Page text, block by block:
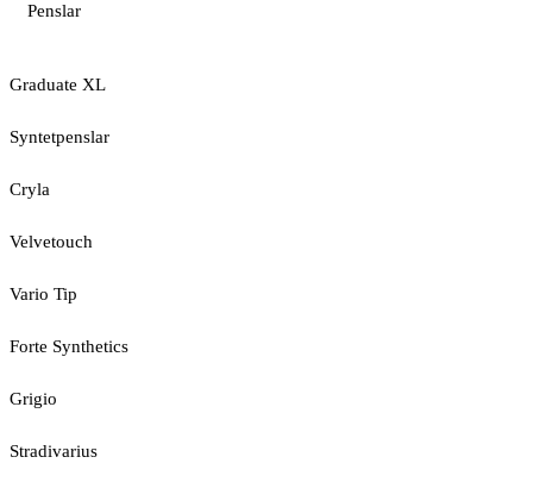
Penslar
Graduate XL
Syntetpenslar
Cryla
Velvetouch
Vario Tip
Forte Synthetics
Grigio
Stradivarius